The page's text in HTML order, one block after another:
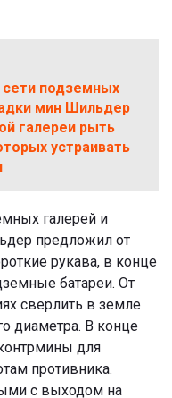
подземных
мин Шильдер
галереи рыть
устраивать
галерей и
предложил от
рукава, в конце
батареи. От
сверлить в земле
диаметра. В конце
для
противника.
с выходом на